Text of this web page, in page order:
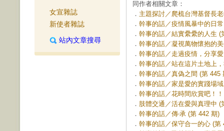
女宣雜誌
新使者雜誌
站內文章搜尋
同作者相關文章：
． 主題探討／爬梳台灣基督長
． 幹事的話／疫情風暴中的日
． 幹事的話／結實纍纍的人生 (
． 幹事的話／凝視萬物懷抱的
． 幹事的話／走過疫情，分享
． 幹事的話／站在這片土地上
． 幹事的話／真偽之間 (第 445
． 幹事的話／家是愛的實踐場
． 幹事的話／花時間欣賞吧！
． 肢體交通／活在愛與真理中 (
． 幹事的話／傳‧承 (第 442 期)
． 幹事的話／保守合一的心 (第